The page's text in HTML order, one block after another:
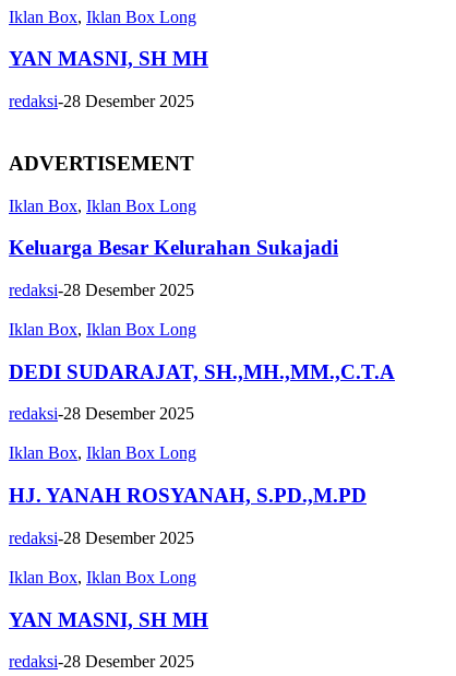
Iklan Box, Iklan Box Long
YAN MASNI, SH MH
redaksi-28 Desember 2025
ADVERTISEMENT
Iklan Box, Iklan Box Long
Keluarga Besar Kelurahan Sukajadi
redaksi-28 Desember 2025
Iklan Box, Iklan Box Long
DEDI SUDARAJAT, SH.,MH.,MM.,C.T.A
redaksi-28 Desember 2025
Iklan Box, Iklan Box Long
HJ. YANAH ROSYANAH, S.PD.,M.PD
redaksi-28 Desember 2025
Iklan Box, Iklan Box Long
YAN MASNI, SH MH
redaksi-28 Desember 2025